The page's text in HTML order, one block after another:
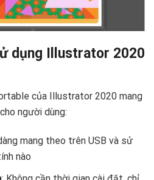
dụng Illustrator 2020
của Illustrator 2020 mang
cho người dùng:
mang theo trên USB và sử
nào